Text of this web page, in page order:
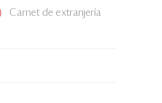
Carnet de extranjería